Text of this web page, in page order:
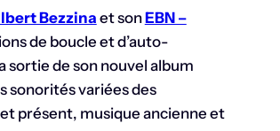
Bezzina et sonEBN –
de boucle et d’auto-
sortie de son nouvel album
sonorités variées des
présent, musique ancienne et